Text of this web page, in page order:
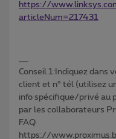
https://
articleNum=217431
Conseil 1:Indiquez dans
client et n° tél (utilisez
info spécifique/privé au
par les collaborateurs
FAQ
https://